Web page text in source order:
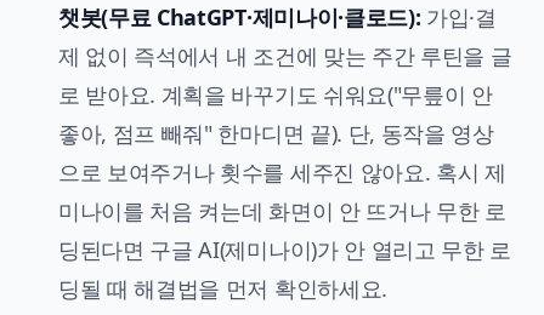
챗봇(무료 ChatGPT·제미나이·클로드): 가입·결
제 없이 즉석에서 내 조건에 맞는 주간 루틴을 글
로 받아요. 계획을 바꾸기도 쉬워요("무릎이 안
좋아, 점프 빼줘" 한마디면 끝). 단, 동작을 영상
으로 보여주거나 횟수를 세주진 않아요. 혹시 제
미나이를 처음 켜는데 화면이 안 뜨거나 무한 로
딩된다면 구글 AI(제미나이)가 안 열리고 무한 로
딩될 때 해결법을 먼저 확인하세요.